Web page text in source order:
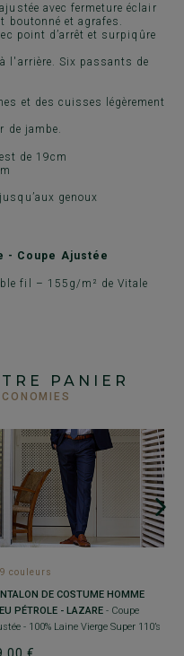
ajustée avec fermeture éclair
boutonné et agrafes.
point d’arrêt et surpiqûre
l'arrière. Six passants de
et des cuisses légèrement
de jambe.
de 19cm
genoux
- Coupe Ajustée
fil – 155g/m² de Vitale
PANIER
couleurs
DE COSTUME HOMME
PÉTROLE - LAZARE - Coupe
- 100% Laine Vierge Super 110’s
€